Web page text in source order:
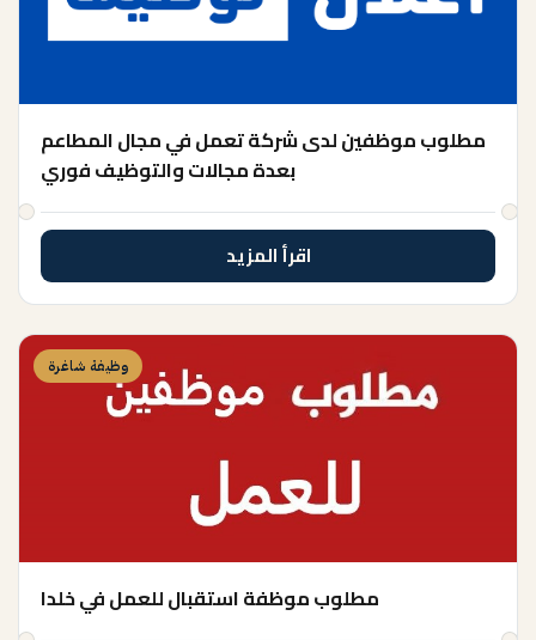
مطلوب موظفين لدى شركة تعمل في مجال المطاعم
بعدة مجالات والتوظيف فوري
اقرأ المزيد
وظيفة شاغرة
مطلوب موظفة استقبال للعمل في خلدا